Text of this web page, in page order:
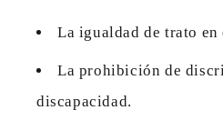
La igualdad de trato en
La prohibición de
discapacidad.